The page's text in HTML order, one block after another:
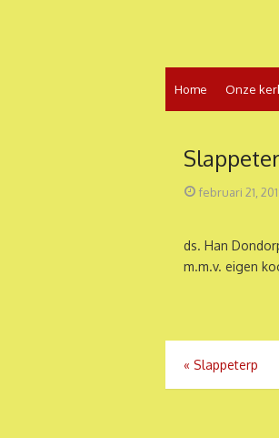
inhoud
Home Onze
Geplaatst
februari 21,
ds. Han
m.m.v. eigen
Bericht
navigatie
« Slappeterp